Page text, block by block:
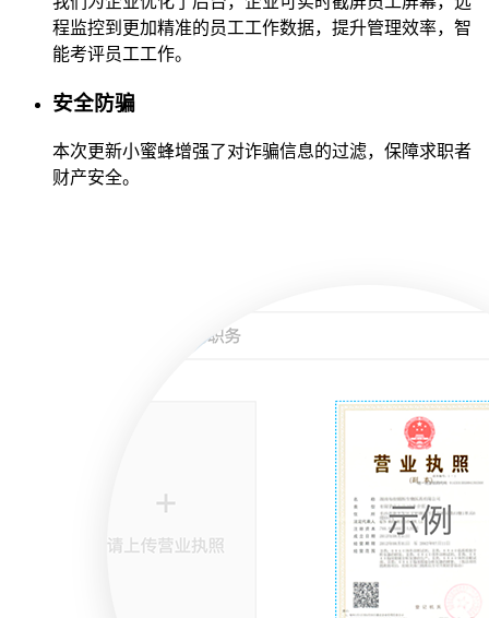
程监控到更加精准的员工工作数据，提升管理效率，智
能考评员工工作。
安全防骗
本次更新小蜜蜂增强了对诈骗信息的过滤，保障求职者
财产安全。